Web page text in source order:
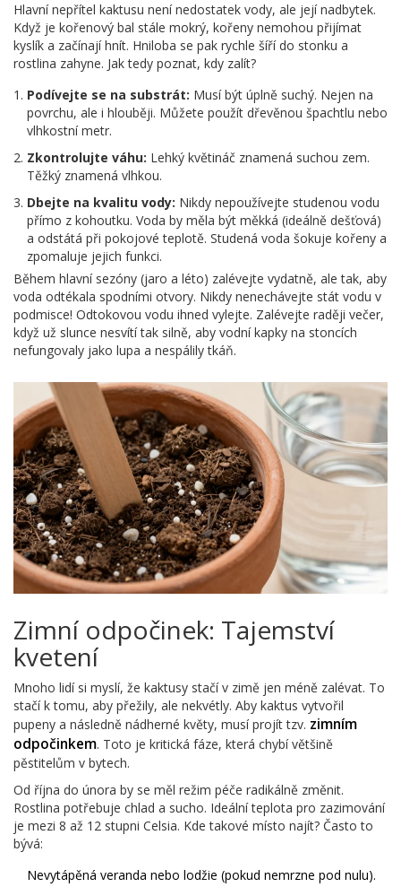
Hlavní nepřítel kaktusu není nedostatek vody, ale její nadbytek.
Když je kořenový bal stále mokrý, kořeny nemohou přijímat
kyslík a začínají hnít. Hniloba se pak rychle šíří do stonku a
rostlina zahyne. Jak tedy poznat, kdy zalít?
Podívejte se na substrát: Musí být úplně suchý. Nejen na
povrchu, ale i hlouběji. Můžete použít dřevěnou špachtlu nebo
vlhkostní metr.
Zkontrolujte váhu: Lehký květináč znamená suchou zem.
Těžký znamená vlhkou.
Dbejte na kvalitu vody: Nikdy nepoužívejte studenou vodu
přímo z kohoutku. Voda by měla být měkká (ideálně dešťová)
a odstátá při pokojové teplotě. Studená voda šokuje kořeny a
zpomaluje jejich funkci.
Během hlavní sezóny (jaro a léto) zalévejte vydatně, ale tak, aby
voda odtékala spodními otvory. Nikdy nenechávejte stát vodu v
podmisce! Odtokovou vodu ihned vylejte. Zalévejte raději večer,
když už slunce nesvítí tak silně, aby vodní kapky na stoncích
nefungovaly jako lupa a nespálily tkáň.
Zimní odpočinek: Tajemství
kvetení
Mnoho lidí si myslí, že kaktusy stačí v zimě jen méně zalévat. To
stačí k tomu, aby přežily, ale nekvétly. Aby kaktus vytvořil
pupeny a následně nádherné květy, musí projít tzv. zimním
odpočinkem. Toto je kritická fáze, která chybí většině
pěstitelům v bytech.
Od října do února by se měl režim péče radikálně změnit.
Rostlina potřebuje chlad a sucho. Ideální teplota pro zazimování
je mezi 8 až 12 stupni Celsia. Kde takové místo najít? Často to
bývá:
Nevytápěná veranda nebo lodžie (pokud nemrzne pod nulu).